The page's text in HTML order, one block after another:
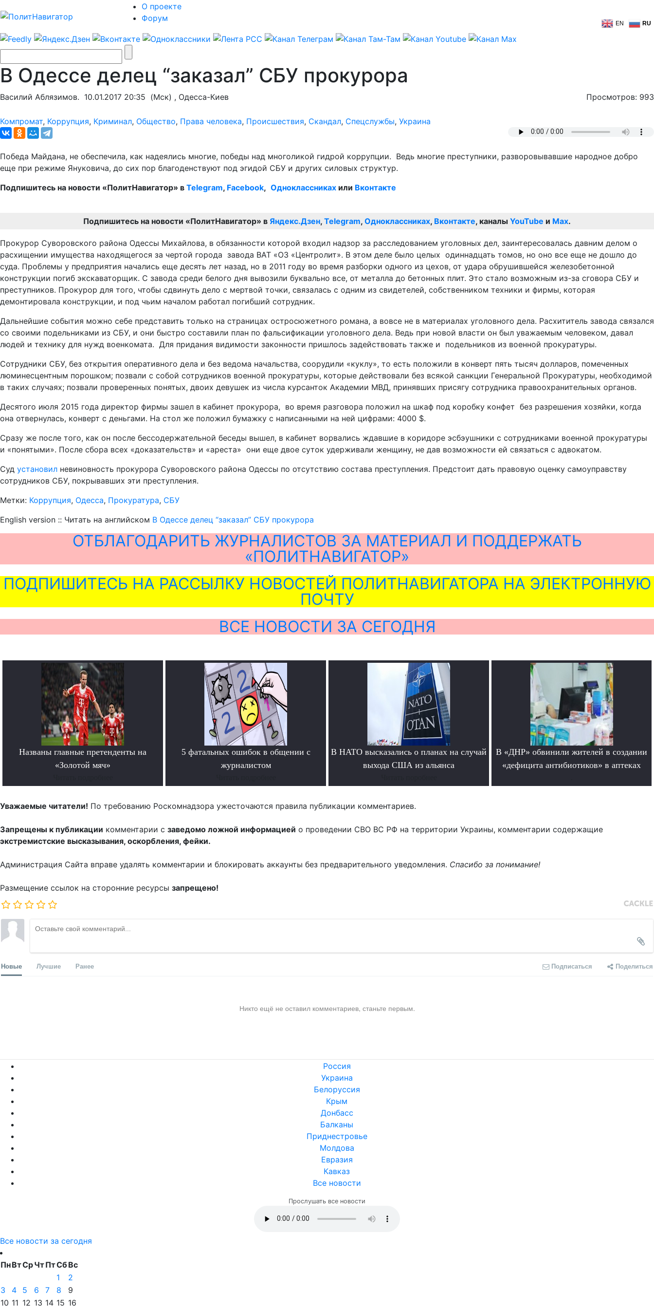
О проекте
Форум
EN RU
В Одессе делец “заказал” СБУ прокурора
Василий Аблязимов. 10.01.2017 20:35 (Мск) , Одесса-Киев Просмотров: 993
Компромат, Коррупция, Криминал, Общество, Права человека, Происшествия, Скандал, Спецслужбы, Украина
Победа Майдана, не обеспечила, как надеялись многие, победы над многоликой гидрой коррупции. Ведь многие преступники, разворовывавшие народное добро
еще при режиме Януковича, до сих пор благоденствуют под эгидой СБУ и других силовых структур.
Подпишитесь на новости «ПолитНавигатор» в Telegram, Facebook, Одноклассниках или Вконтакте
Подпишитесь на новости «ПолитНавигатор» в Яндекс.Дзен, Telegram, Одноклассниках, Вконтакте, каналы YouTube и Max.
Прокурор Суворовского района Одессы Михайлова, в обязанности которой входил надзор за расследованием уголовных дел, заинтересовалась давним делом о
расхищении имущества находящегося за чертой города завода ВАТ «ОЗ «Центролит». В этом деле было целых одиннадцать томов, но оно все еще не дошло до
суда. Проблемы у предприятия начались еще десять лет назад, но в 2011 году во время разборки одного из цехов, от удара обрушившейся железобетонной
конструкции погиб экскаваторщик. С завода среди белого дня вывозили буквально все, от металла до бетонных плит. Это стало возможным из-за сговора СБУ и
преступников. Прокурор для того, чтобы сдвинуть дело с мертвой точки, связалась с одним из свидетелей, собственником техники и фирмы, которая
демонтировала конструкции, и под чьим началом работал погибший сотрудник.
Дальнейшие события можно себе представить только на страницах остросюжетного романа, а вовсе не в материалах уголовного дела. Расхититель завода связался
со своими подельниками из СБУ, и они быстро составили план по фальсификации уголовного дела. Ведь при новой власти он был уважаемым человеком, давал
людей и технику для нужд военкомата. Для придания видимости законности пришлось задействовать также и подельников из военной прокуратуры.
Сотрудники СБУ, без открытия оперативного дела и без ведома начальства, соорудили «куклу», то есть положили в конверт пять тысяч долларов, помеченных
люминесцентным порошком; позвали с собой сотрудников военной прокуратуры, которые действовали без всякой санкции Генеральной Прокуратуры, необходимой
в таких случаях; позвали проверенных понятых, двоих девушек из числа курсанток Академии МВД, принявших присягу сотрудника правоохранительных органов.
Десятого июля 2015 года директор фирмы зашел в кабинет прокурора, во время разговора положил на шкаф под коробку конфет без разрешения хозяйки, когда
она отвернулась, конверт с деньгами. На стол же положил бумажку с написанными на ней цифрами: 4000 $.
Сразу же после того, как он после бессодержательной беседы вышел, в кабинет ворвались ждавшие в коридоре эсбэушники с сотрудниками военной прокуратуры
и «понятыми». После сбора всех «доказательств» и «ареста» они еще двое суток удерживали женщину, не дав возможности ей связаться с адвокатом.
Суд установил невиновность прокурора Суворовского района Одессы по отсутствию состава преступления. Предстоит дать правовую оценку самоуправству
сотрудников СБУ, покрывавших эти преступления.
Метки: Коррупция, Одесса, Прокуратура, СБУ
English version :: Читать на английском В Одессе делец “заказал” СБУ прокурора
ОТБЛАГОДАРИТЬ ЖУРНАЛИСТОВ ЗА МАТЕРИАЛ И ПОДДЕРЖАТЬ
«ПОЛИТНАВИГАТОР»
ПОДПИШИТЕСЬ НА РАССЫЛКУ НОВОСТЕЙ ПОЛИТНАВИГАТОРА НА ЭЛЕКТРОННУЮ
ПОЧТУ
ВСЕ НОВОСТИ ЗА СЕГОДНЯ
Названы главные претенденты на
«Золотой мяч»
5 фатальных ошибок в общении с
журналистом
В НАТО высказались о планах на случай
выхода США из альянса
В «ДНР» обвинили жителей в создании
«дефицита антибиотиков» в аптеках
Уважаемые читатели! По требованию Роскомнадзора ужесточаются правила публикации комментариев.
Запрещены к публикации комментарии с заведомо ложной информацией о проведении СВО ВС РФ на территории Украины, комментарии содержащие
экстремистские высказывания, оскорбления, фейки.
Администрация Сайта вправе удалять комментарии и блокировать аккаунты без предварительного уведомления. Спасибо за понимание!
Размещение ссылок на сторонние ресурсы запрещено!
Новые Лучшие Ранее Подписаться Поделиться
Никто ещё не оставил комментариев, станьте первым.
Россия
Украина
Белоруссия
Крым
Донбасс
Балканы
Приднестровье
Молдова
Евразия
Кавказ
Все новости
Прослушать все новости
Все новости за сегодня
ПнВтСрЧтПтСбВс
1
2
3
4 5 6 7 8
9
10 11 12 13 14 15 16